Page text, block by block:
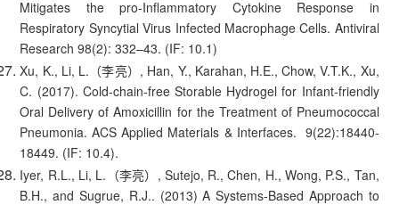
Mitigates the pro-Inflammatory Cytokine Response in
Respiratory Syncytial Virus Infected Macrophage Cells. Antiviral
Research 98(2): 332–43. (IF: 10.1)
Xu, K., Li, L.（李亮）, Han, Y., Karahan, H.E., Chow, V.T.K., Xu,
C. (2017). Cold-chain-free Storable Hydrogel for Infant-friendly
Oral Delivery of Amoxicillin for the Treatment of Pneumococcal
Pneumonia. ACS Applied Materials & Interfaces. 9(22):18440-
18449. (IF: 10.4).
Iyer, R.L., Li, L.（李亮）, Sutejo, R., Chen, H., Wong, P.S., Tan,
B.H., and Sugrue, R.J.. (2013) A Systems-Based Approach to